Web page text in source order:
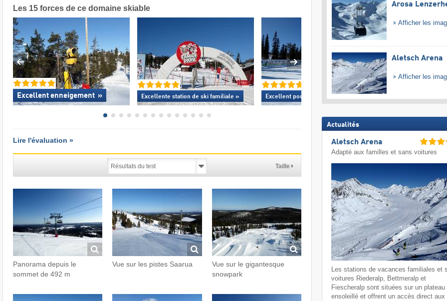
Les 15 forces de ce domaine skiable
Excellent enneigement » Excellente station de ski familiale » Excellent pour les débutants »
Lire l'évaluation »
Taille
Panorama depuis le
sommet de 492 m
Vue sur les pistes Saarua
Vue sur le gigantesque
snowpark
Arosa
Afficher les
Aletsch Arena
Afficher les
Actualités
Aletsch Arena
Adapté aux familles et sans voitures
Les stations de vacances familiales et
voitures Riederalp, Bettmeralp et
Fiescheralp sont situées sur un plateau
ensoleillé et offrent un accès direct aux